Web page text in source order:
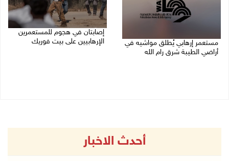
مستعمر إرهابي يُطلق مواشيه في
أراضي الطيبة شرق رام الله
إصابتان في هجوم للمستعمرين
الإرهابيين على بيت فوريك
أحدث الاخبار